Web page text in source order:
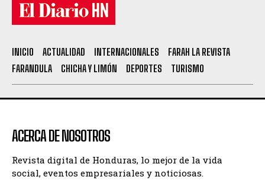
INICIO ACTUALIDAD INTERNACIONALES
FARAH LA REVISTA
FARANDULA
CHICHA Y LIMÓN DEPORTES TURISMO
ACERCA DE NOSOTROS
Revista digital de Honduras, lo mejor de la vida
social, eventos empresariales y noticiosas.